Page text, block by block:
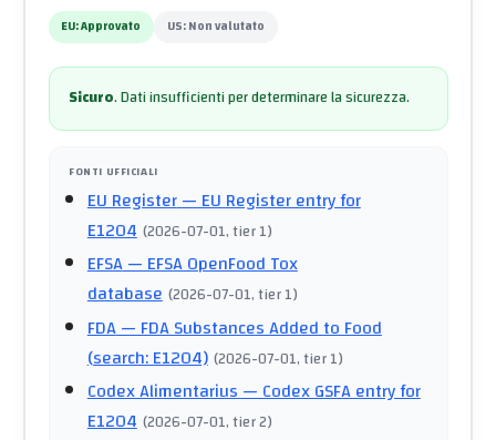
EU:Approvato US:Non valutato
Sicuro.Dati insufficienti per determinare la sicurezza.
FONTI UFFICIALI
EU Register— EU Register entry for
E1204 (2026-07-01, tier 1)
EFSA— EFSA OpenFood Tox
database (2026-07-01, tier 1)
FDA— FDA Substances Added to Food
(search: E1204) (2026-07-01, tier 1)
Codex Alimentarius— Codex GSFA entry for
E1204 (2026-07-01, tier 2)